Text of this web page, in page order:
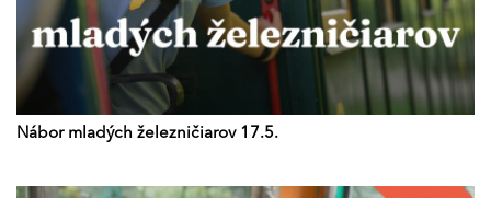
Nábor mladých železničiarov 17.5.